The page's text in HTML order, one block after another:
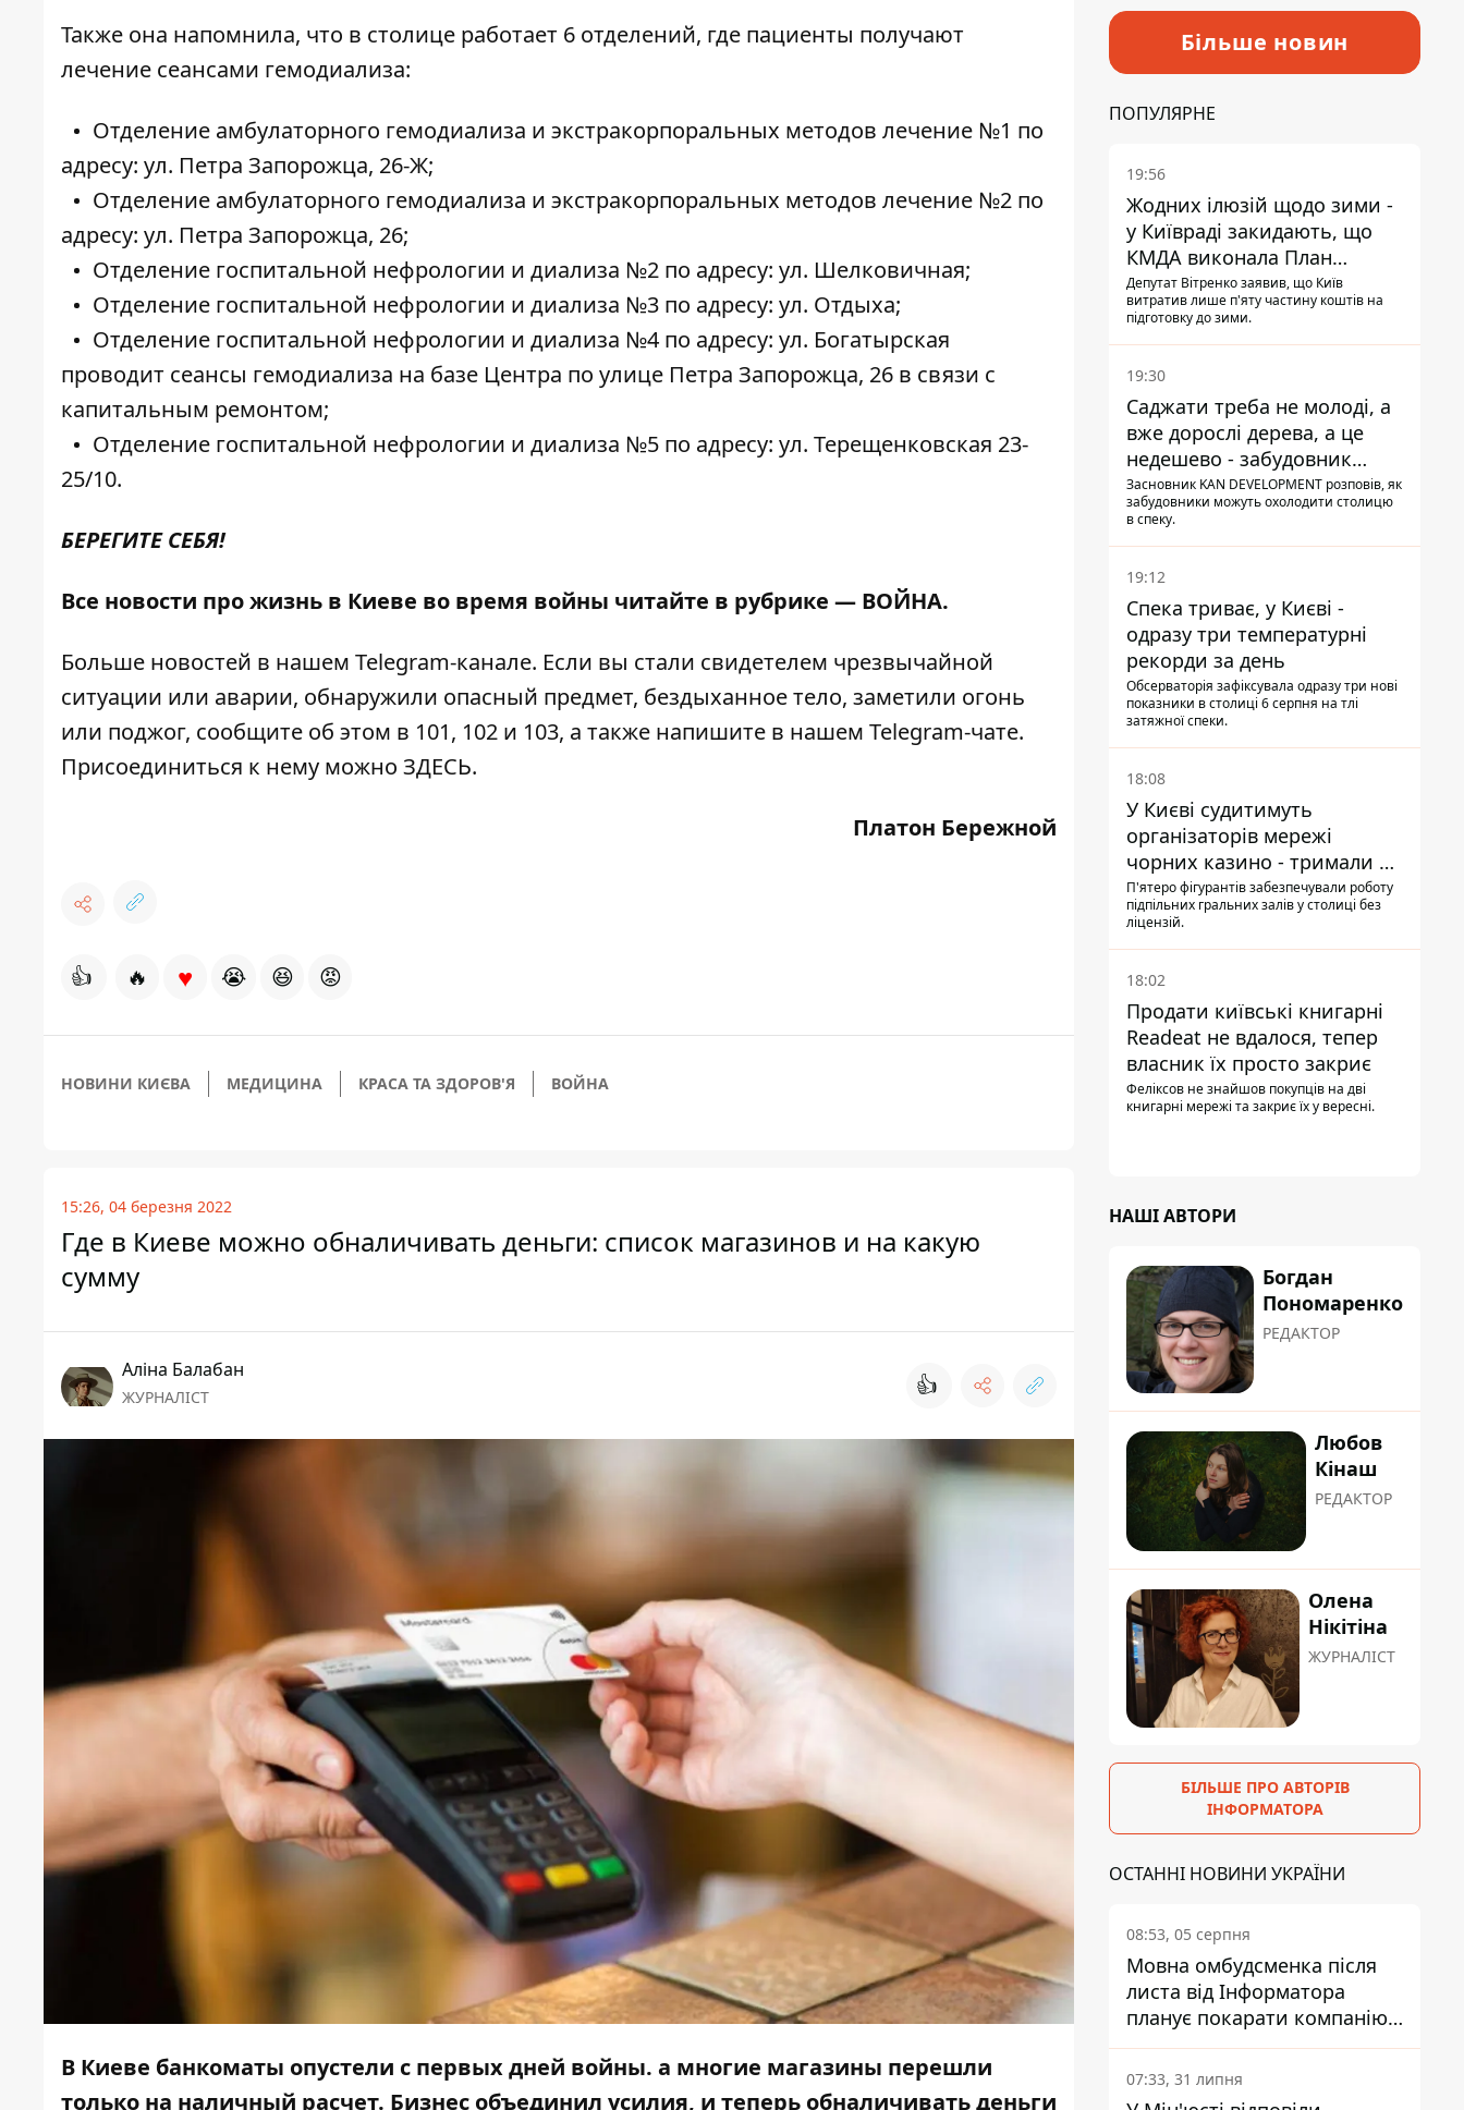
Также она напомнила, что в столице работает 6 отделений, где пациенты получают
лечение сеансами гемодиализа:
Отделение амбулаторного гемодиализа и экстракорпоральных методов лечение №1 по
адресу: ул. Петра Запорожца, 26-Ж;
Отделение амбулаторного гемодиализа и экстракорпоральных методов лечение №2 по
адресу: ул. Петра Запорожца, 26;
Отделение госпитальной нефрологии и диализа №2 по адресу: ул. Шелковичная;
Отделение госпитальной нефрологии и диализа №3 по адресу: ул. Отдыха;
Отделение госпитальной нефрологии и диализа №4 по адресу: ул. Богатырская
проводит сеансы гемодиализа на базе Центра по улице Петра Запорожца, 26 в связи с
капитальным ремонтом;
Отделение госпитальной нефрологии и диализа №5 по адресу: ул. Терещенковская 23-
25/10.
БЕРЕГИТЕ СЕБЯ!
Все новости про жизнь в Киеве во время войны читайте в рубрике — ВОЙНА.
Больше новостей в нашем Telegram-канале. Если вы стали свидетелем чрезвычайной
ситуации или аварии, обнаружили опасный предмет, бездыханное тело, заметили огонь
или поджог, сообщите об этом в 101, 102 и 103, а также напишите в нашем Telegram-чате.
Присоединиться к нему можно ЗДЕСЬ.
Платон Бережной
👍 🔥 ♥ 😭 😆 😡
НОВИНИ КИЄВА МЕДИЦИНА КРАСА ТА ЗДОРОВ'Я ВОЙНА
15:26, 04 березня 2022
Где в Киеве можно обналичивать деньги: список магазинов и на какую
сумму
Аліна Балабан
ЖУРНАЛІСТ 👍
В Киеве банкоматы опустели с первых дней войны. а многие магазины перешли
только на наличный расчет. Бизнес объединил усилия, и теперь обналичивать деньги
Більше новин
ПОПУЛЯРНЕ
19:56
Жодних ілюзій щодо зими -
у Київраді закидають, що
КМДА виконала План
стійкості на 20%
Депутат Вітренко заявив, що Київ
витратив лише п'яту частину коштів на
підготовку до зими.
19:30
Саджати треба не молоді, а
вже дорослі дерева, а це
недешево - забудовник
Ніконов
Засновник KAN DEVELOPMENT розповів, як
забудовники можуть охолодити столицю
в спеку.
19:12
Спека триває, у Києві -
одразу три температурні
рекорди за день
Обсерваторія зафіксувала одразу три нові
показники в столиці 6 серпня на тлі
затяжної спеки.
18:08
У Києві судитимуть
організаторів мережі
чорних казино - тримали 39
закладів
П'ятеро фігурантів забезпечували роботу
підпільних гральних залів у столиці без
ліцензій.
18:02
Продати київські книгарні
Readeat не вдалося, тепер
власник їх просто закриє
Феліксов не знайшов покупців на дві
книгарні мережі та закриє їх у вересні.
НАШІ АВТОРИ
Богдан
Пономаренко
РЕДАКТОР
Любов
Кінаш
РЕДАКТОР
Олена
Нікітіна
ЖУРНАЛІСТ
БІЛЬШЕ ПРО АВТОРІВ
ІНФОРМАТОРА
ОСТАННІ НОВИНИ УКРАЇНИ
08:53, 05 серпня
Мовна омбудсменка після
листа від Інформатора
планує покарати компанію-
підрядника ПриватБанку
07:33, 31 липня